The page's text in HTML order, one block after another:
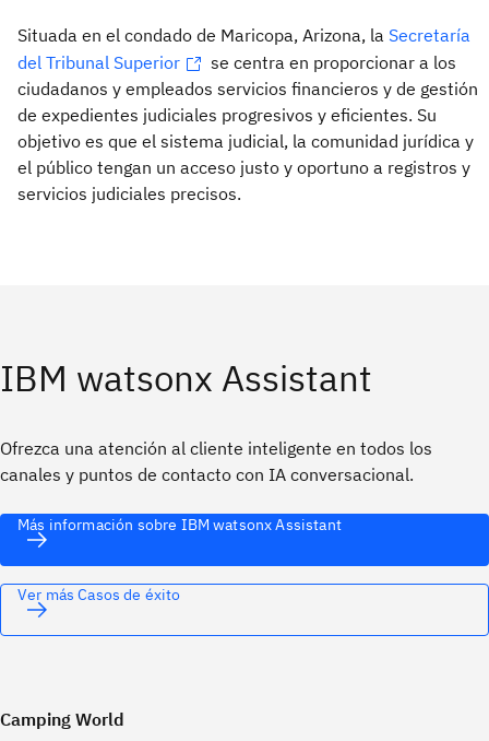
Situada en el condado de Maricopa, Arizona, la Secretaría
del Tribunal Superior
se centra en proporcionar a los
ciudadanos y empleados servicios financieros y de gestión
de expedientes judiciales progresivos y eficientes. Su
objetivo es que el sistema judicial, la comunidad jurídica y
el público tengan un acceso justo y oportuno a registros y
servicios judiciales precisos.
IBM watsonx Assistant
Ofrezca una atención al cliente inteligente en todos los
canales y puntos de contacto con IA conversacional.
Más información sobre IBM watsonx Assistant
Ver más Casos de éxito
Camping World